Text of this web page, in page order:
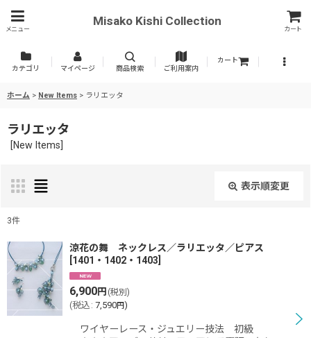
メニュー
Misako Kishi Collection
カート
カテゴリ マイページ 商品検索 ご利用案内
カート
ホーム > New Items > ラリエッタ
ラリエッタ
[New Items
表示順変更
表示数:
並び順:
絞り込む
3件
涼花の舞 ネックレス／ラリエッタ／ピアス
1401・1402・1403
6,900円 (税別)
(税込 : 7,590円)
ワイヤーレース・ジュエリー技法 初級